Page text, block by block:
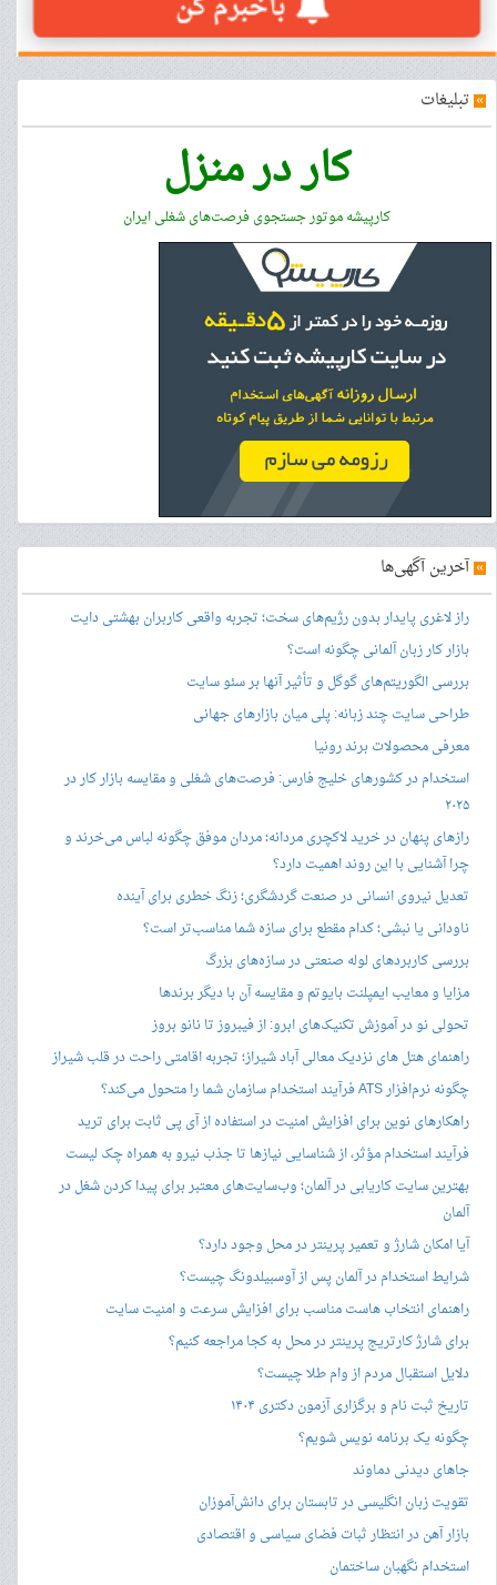
» تبلیغات
کار در منزل
کارپیشه موتور جستجوی فرصت‌های شغلی ایران
»آخرین آگهی‌ها
راز لاغری پایدار بدون رژیم‌های سخت؛ تجربه واقعی کاربران بهشتی دایت
بازار کار زبان آلمانی چگونه است؟
بررسی الگوریتم‌های گوگل و تأثیر آنها بر سئو سایت
طراحی سایت چند زبانه: پلی میان بازارهای جهانی
معرفی محصولات برند رونیا
استخدام در کشورهای خلیج فارس: فرصت‌های شغلی و مقایسه بازار کار در
۲۰۲۵
رازهای پنهان در خرید لاکچری مردانه؛ مردان موفق چگونه لباس می‌خرند و
چرا آشنایی با این روند اهمیت دارد؟
تعدیل نیروی انسانی در صنعت گردشگری؛ زنگ خطری برای آینده
ناودانی یا نبشی؛ کدام مقطع برای سازه شما مناسب‌تر است؟
بررسی کاربردهای لوله صنعتی در سازه‌های بزرگ
مزایا و معایب ایمپلنت بایوتم و مقایسه آن با دیگر برندها
تحولی نو در آموزش تکنیک‌های ابرو: از فیبروز تا نانو بروز
راهنمای هتل های نزدیک معالی آباد شیراز؛ تجربه اقامتی راحت در قلب شیراز
چگونه نرم‌افزار ATS فرآیند استخدام سازمان شما را متحول می‌کند؟
راهکارهای نوین برای افزایش امنیت در استفاده از آی پی ثابت برای ترید
فرآیند استخدام مؤثر، از شناسایی نیازها تا جذب نیرو به همراه چک لیست
بهترین سایت کاریابی در آلمان؛ وب‌سایت‌های معتبر برای پیدا کردن شغل در
آلمان
آیا امکان شارژ و تعمیر پرینتر در محل وجود دارد؟
شرایط استخدام در آلمان پس از آوسبیلدونگ چیست؟
راهنمای انتخاب هاست مناسب برای افزایش سرعت و امنیت سایت
برای شارژ کارتریج پرینتر در محل به کجا مراجعه کنیم؟
دلایل استقبال مردم از وام طلا چیست؟
تاریخ ثبت نام و برگزاری آزمون دکتری ۱۴۰۴
چگونه یک برنامه نویس شویم؟
جاهای دیدنی دماوند
تقویت زبان انگلیسی در تابستان برای دانش‌آموزان
بازار آهن در انتظار ثبات فضای سیاسی و اقتصادی
استخدام نگهبان ساختمان